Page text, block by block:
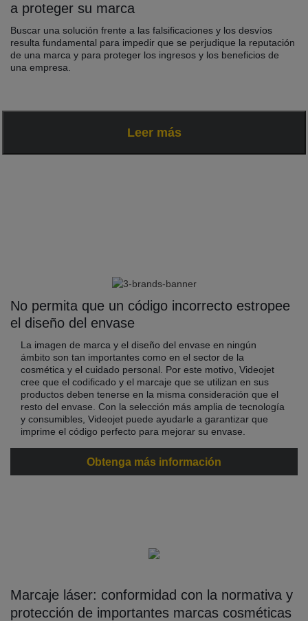
a proteger su marca
Buscar una solución frente a las falsificaciones y los desvíos
resulta fundamental para impedir que se perjudique la reputación
de una marca y para proteger los ingresos y los beneficios de
una empresa.
Leer más
No permita que un código incorrecto estropee
el diseño del envase
La imagen de marca y el diseño del envase en ningún
ámbito son tan importantes como en el sector de la
cosmética y el cuidado personal. Por este motivo, Videojet
cree que el codificado y el marcaje que se utilizan en sus
productos deben tenerse en la misma consideración que el
resto del envase. Con la selección más amplia de tecnología
y consumibles, Videojet puede ayudarle a garantizar que
imprime el código perfecto para mejorar su envase.
Obtenga más información
Marcaje láser: conformidad con la normativa y
protección de importantes marcas cosméticas